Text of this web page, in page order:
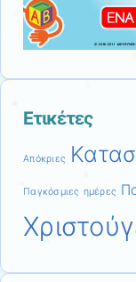
Ετικέτες
Απόκριες
Παγκόσμιες ημέρες